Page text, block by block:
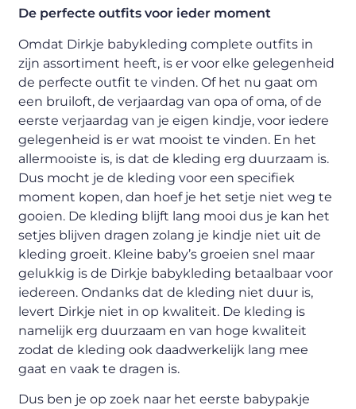
De perfecte outfits voor ieder moment
Omdat Dirkje babykleding complete outfits in
zijn assortiment heeft, is er voor elke gelegenheid
de perfecte outfit te vinden. Of het nu gaat om
een bruiloft, de verjaardag van opa of oma, of de
eerste verjaardag van je eigen kindje, voor iedere
gelegenheid is er wat mooist te vinden. En het
allermooiste is, is dat de kleding erg duurzaam is.
Dus mocht je de kleding voor een specifiek
moment kopen, dan hoef je het setje niet weg te
gooien. De kleding blijft lang mooi dus je kan het
setjes blijven dragen zolang je kindje niet uit de
kleding groeit. Kleine baby’s groeien snel maar
gelukkig is de Dirkje babykleding betaalbaar voor
iedereen. Ondanks dat de kleding niet duur is,
levert Dirkje niet in op kwaliteit. De kleding is
namelijk erg duurzaam en van hoge kwaliteit
zodat de kleding ook daadwerkelijk lang mee
gaat en vaak te dragen is.
Dus ben je op zoek naar het eerste babypakje